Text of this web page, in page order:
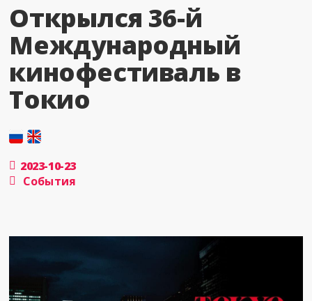
Открылся 36-й
Международный
кинофестиваль в
Токио
2023-10-23
События